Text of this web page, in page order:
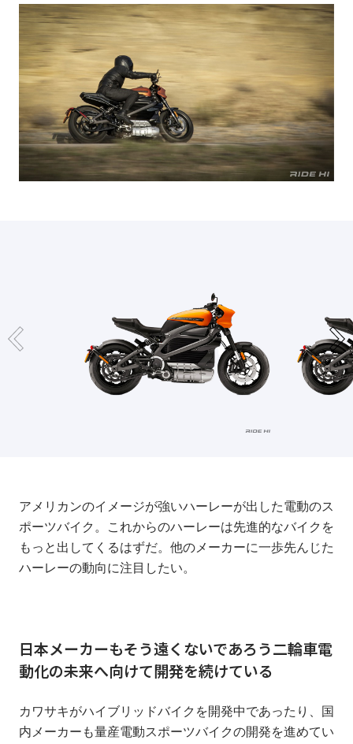
アメリカンのイメージが強いハーレーが出した電動のス
ポーツバイク。これからのハーレーは先進的なバイクを
もっと出してくるはずだ。他のメーカーに一歩先んじた
ハーレーの動向に注目したい。
日本メーカーもそう遠くないであろう二輪車電
動化の未来へ向けて開発を続けている
カワサキがハイブリッドバイクを開発中であったり、国
内メーカーも量産電動スポーツバイクの開発を進めてい